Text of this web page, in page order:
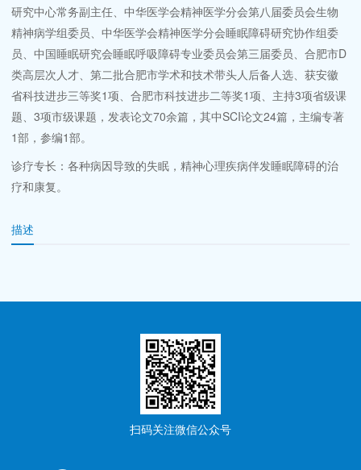
研究中心常务副主任、中华医学会精神医学分会第八届委员会生物
精神病学组委员、中华医学会精神医学分会睡眠障碍研究协作组委
员、中国睡眠研究会睡眠呼吸障碍专业委员会第三届委员、合肥市D
类高层次人才、第二批合肥市学术和技术带头人后备人选、获安徽
省科技进步三等奖1项、合肥市科技进步二等奖1项、主持3项省级课
题、3项市级课题，发表论文70余篇，其中SCI论文24篇，主编专著
1部，参编1部。
诊疗专长：各种病因导致的失眠，精神心理疾病伴发睡眠障碍的治
疗和康复。
描述
扫码关注微信公众号